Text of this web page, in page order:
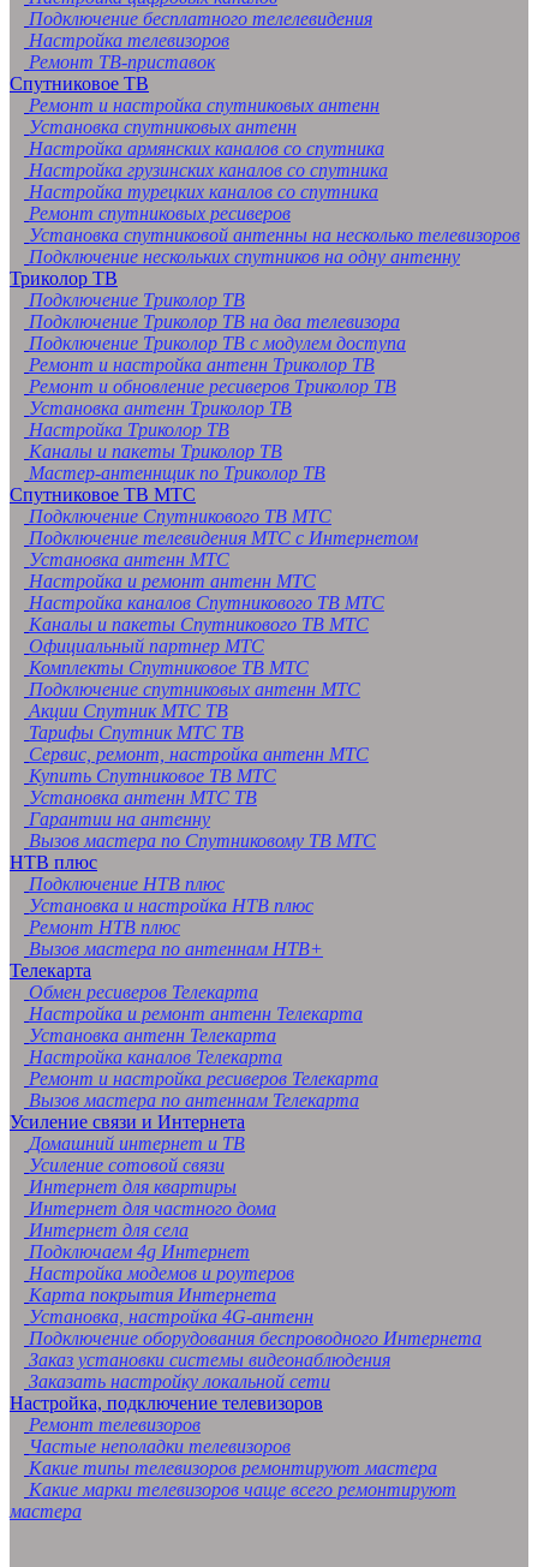
Подключение бесплатного телелевидения
Настройка телевизоров
Ремонт ТВ-приставок
Спутниковое ТВ
Ремонт и настройка спутниковых антенн
Установка спутниковых антенн
Настройка армянских каналов со спутника
Настройка грузинских каналов со спутника
Настройка турецких каналов со спутника
Ремонт спутниковых ресиверов
Установка спутниковой антенны на несколько телевизоров
Подключение нескольких спутников на одну антенну
Триколор ТВ
Подключение Триколор ТВ
Подключение Триколор ТВ на два телевизора
Подключение Триколор ТВ с модулем доступа
Ремонт и настройка антенн Триколор ТВ
Ремонт и обновление ресиверов Триколор ТВ
Установка антенн Триколор ТВ
Настройка Триколор ТВ
Каналы и пакеты Триколор ТВ
Мастер-антеннщик по Триколор ТВ
Спутниковое ТВ МТС
Подключение Спутникового ТВ МТС
Подключение телевидения МТС с Интернетом
Установка антенн МТС
Настройка и ремонт антенн МТС
Настройка каналов Спутникового ТВ МТС
Каналы и пакеты Спутникового ТВ МТС
Официальный партнер МТС
Комплекты Спутниковое ТВ МТС
Подключение спутниковых антенн МТС
Акции Спутник МТС ТВ
Тарифы Спутник МТС ТВ
Сервис, ремонт, настройка антенн МТС
Купить Спутниковое ТВ МТС
Установка антенн МТС ТВ
Гарантии на антенну
Вызов мастера по Спутниковому ТВ МТС
НТВ плюс
Подключение НТВ плюс
Установка и настройка НТВ плюс
Ремонт НТВ плюс
Вызов мастера по антеннам НТВ+
Телекарта
Обмен ресиверов Телекарта
Настройка и ремонт антенн Телекарта
Установка антенн Телекарта
Настройка каналов Телекарта
Ремонт и настройка ресиверов Телекарта
Вызов мастера по антеннам Телекарта
Усиление связи и Интернета
Домашний интернет и ТВ
Усиление сотовой связи
Интернет для квартиры
Интернет для частного дома
Интернет для села
Подключаем 4g Интернет
Настройка модемов и роутеров
Карта покрытия Интернета
Установка, настройка 4G-антенн
Подключение оборудования беспроводного Интернета
Заказ установки системы видеонаблюдения
Заказать настройку локальной сети
Настройка, подключение телевизоров
Ремонт телевизоров
Частые неполадки телевизоров
Какие типы телевизоров ремонтируют мастера
Какие марки телевизоров чаще всего ремонтируют
мастера